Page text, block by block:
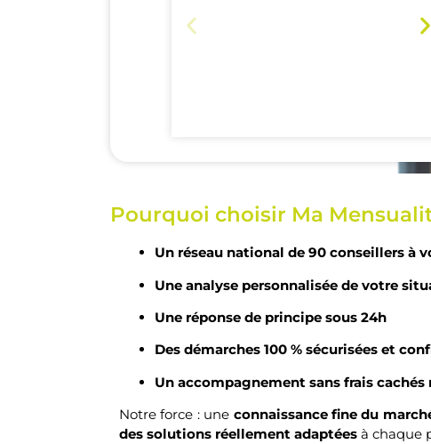
imprévue ou financez un
projet personnel. Ce crédit
est rapide, souple et
Pourquoi choisir Ma
Un réseau national de 90 conseillers à
Une analyse personnalisée de votre
Une réponse de principe sous 24h
Des démarches 100 % sécurisées et
Un accompagnement sans frais
Notre force : une connaissance fine du
des solutions réellement adaptées à chaque